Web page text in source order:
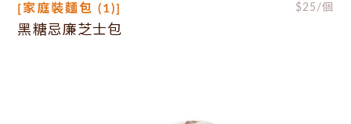
[家庭裝麵包 (1)] $25 /個
黑糖忌廉芝士包